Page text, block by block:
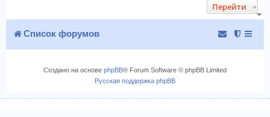
л
к
Перейти
Список форумов
Создано на основе phpBB® Forum Software © phpBB Limited
Русская поддержка phpBB